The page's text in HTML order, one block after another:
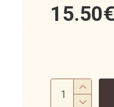
15.50€